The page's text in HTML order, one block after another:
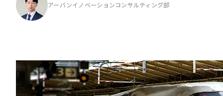
アーバンイノベーションコンサルティング部